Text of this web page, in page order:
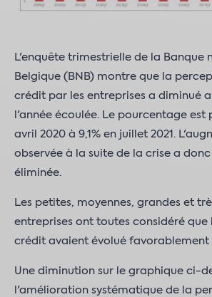
L'enquête trimestrielle de la Banque
Belgique (BNB) montre que la
crédit par les entreprises a diminué
l'année écoulée. Le pourcentage est
avril 2020 à 9,1% en juillet 2021.
observée à la suite de la crise a
éliminée.
Les petites, moyennes, grandes et
entreprises ont toutes considéré que
crédit avaient évolué favorablement
Une diminution sur le graphique ci-
l'amélioration systématique de la